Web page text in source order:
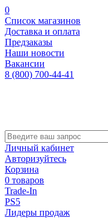
0
Список магазинов
Доставка и оплата
Предзаказы
Наши новости
Вакансии
8 (800) 700-44-41
Личный кабинет
Авторизуйтесь
Корзина
0 товаров
Trade-In
PS5
Лидеры продаж